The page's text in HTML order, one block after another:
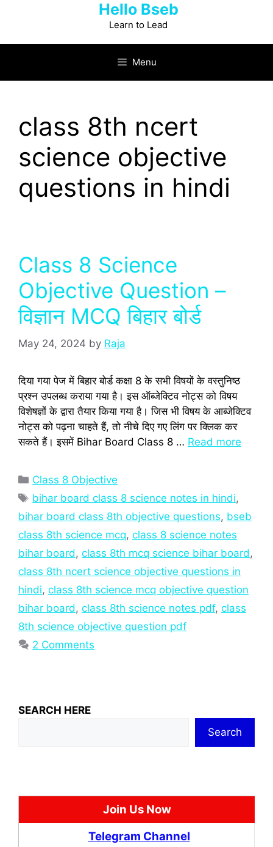
Hello Bseb
Learn to Lead
Menu
class 8th ncert
science objective
questions in hindi
Class 8 Science
Objective Question –
विज्ञान MCQ बिहार बोर्ड
May 24, 2024 by Raja
दिया गया पेज में बिहार बोर्ड कक्षा 8 के सभी विषयों के वस्‍तुनिष्‍ठ
प्रश्‍न उपलब्‍ध कराया गया है। इस ऑब्जेक्टिव नोट्स को विषय
विशेषज्ञों के द्वारा तैयार किया गया है। जिस भी विषय के आब्‍जेक्टिव
नोट्स को पढ़ना चाहते हैं, तो नीचे दिए गए लिंग पर क्लिक कर
सकते हैं। इसमें Bihar Board Class 8 … Read more
Categories
Class 8 Objective
Tags
bihar board class 8 science notes in hindi,
bihar board class 8th objective questions, bseb
class 8th science mcq, class 8 science notes
bihar board , class 8th mcq science bihar board ,
class 8th ncert science objective questions in
hindi, class 8th science mcq objective question
bihar board , class 8th science notes pdf, class
8th science objective question pdf
2 Comments
SEARCH HERE
Search
Join Us Now
Telegram Channel